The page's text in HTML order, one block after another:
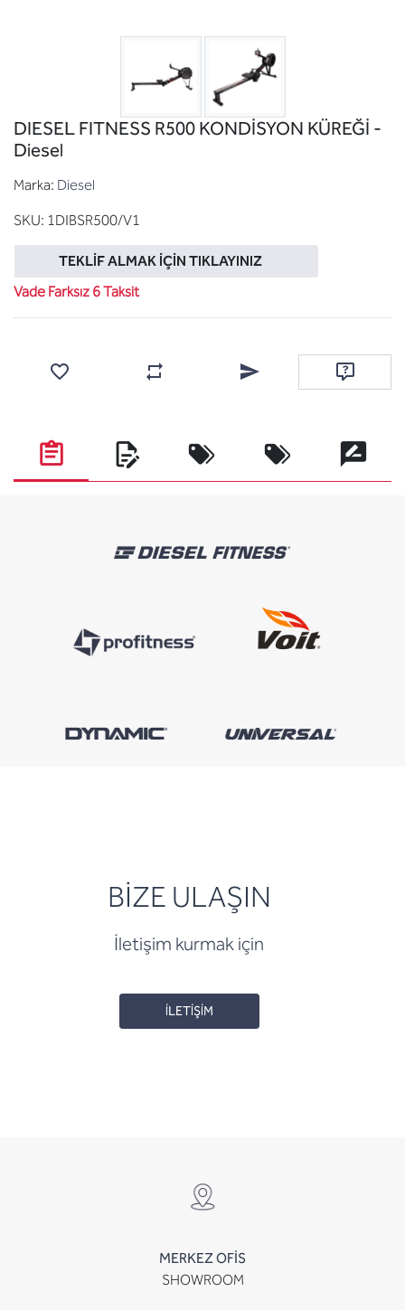
DIESEL FITNESS R500 KONDİSYON KÜREĞİ -
Diesel
Marka: Diesel
SKU: 1DIBSR500/V1
TEKLIF ALMAK İÇIN TIKLAYINIZ
Vade Farksız 6 Taksit
Karşılaştırma listesine ekleArkadaşına e-posta ile
Soru sor
BİZE ULAŞIN
İletişim kurmak için
İLETİŞİM
MERKEZ OFİS
SHOWROOM